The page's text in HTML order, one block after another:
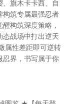
旗木卡卡西、自
构筑专属最强忍者
构筑深度策略，
态战场中打出逆天
属性差距即可逆转
忍界，书写属于你